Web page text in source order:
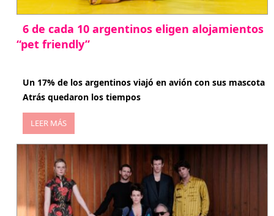
6 de cada 10 argentinos eligen alojamientos
“pet friendly”
Un 17% de los argentinos viajó en avión con sus mascota
Atrás quedaron los tiempos
LEER MÁS